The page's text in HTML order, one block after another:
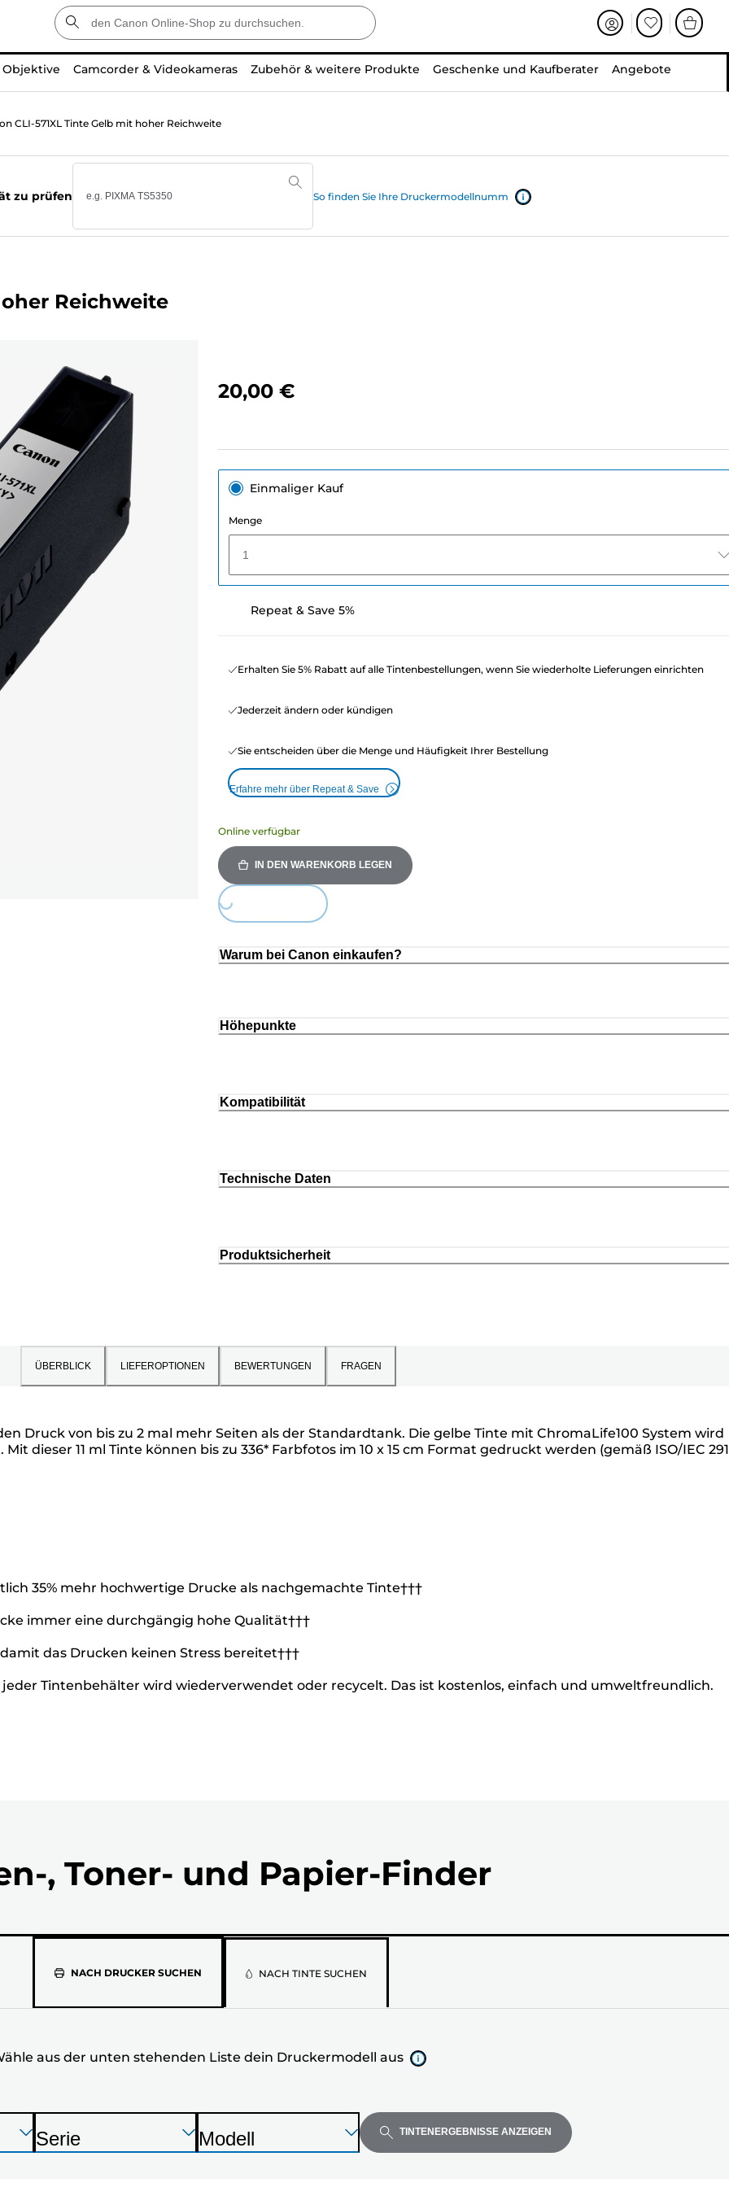
Objektive Camcorder & Videokameras Zubehör & weitere Produkte Geschenke und Kaufberater Angebote
CLI-571XL Tinte Gelb mit hoher Reichweite
zu prüfen So finden Sie Ihre Druckermodellnumm
Reichweite
20,00 €
Einmaliger Kauf
Menge
1
Repeat & Save 5%
Erhalten Sie 5% Rabatt auf alle Tintenbestellungen, wenn Sie wiederholte Lieferungen einrichten
Jederzeit ändern oder kündigen
Sie entscheiden über die Menge und Häufigkeit Ihrer Bestellung
Erfahre mehr über Repeat & Save
Online verfügbar
IN DEN WARENKORB LEGEN
Loading...
Warum bei Canon einkaufen?
Höhepunkte
Kompatibilität
Technische Daten
Produktsicherheit
ÜBERBLICK LIEFEROPTIONEN BEWERTUNGEN FRAGEN
Druck von bis zu 2 mal mehr Seiten als der Standardtank. Die gelbe Tinte mit ChromaLife100 System wird
dieser 11 ml Tinte können bis zu 336* Farbfotos im 10 x 15 cm Format gedruckt werden (gemäß ISO/IEC
35% mehr hochwertige Drucke als nachgemachte Tinte†††
immer eine durchgängig hohe Qualität†††
das Drucken keinen Stress bereitet†††
Tintenbehälter wird wiederverwendet oder recycelt. Das ist kostenlos, einfach und umweltfreundlich.
, Toner- und Papier-Finder
NACH DRUCKER SUCHEN
Wähle
aus
der
stehenden
Liste
NACH TINTE SUCHEN
aus der unten stehenden Liste dein Druckermodell aus
Drücken
Sie
Drücken
Sie
D
Serie
Drücken
Sie
D
Modell TINTENERGEBNISSE ANZEIGEN